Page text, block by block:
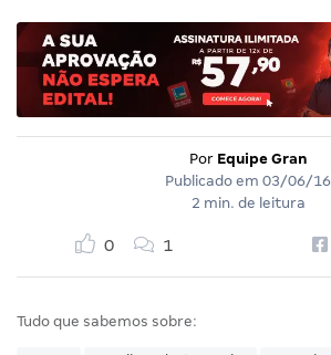
Por Equipe Gran
Publicado em 03/06/16
2 min. de leitura
0 1
Tudo que sabemos sobre: